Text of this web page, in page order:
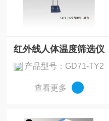
红外线人体温度筛选仪
产品型号：GD71-TY2
查看更多